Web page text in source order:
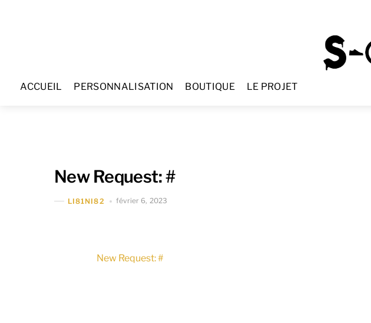
ACCUEIL PERSONNALISATION BOUTIQUE LE PROJET
New Request: #
LI81NI82 février 6, 2023
New Request: #